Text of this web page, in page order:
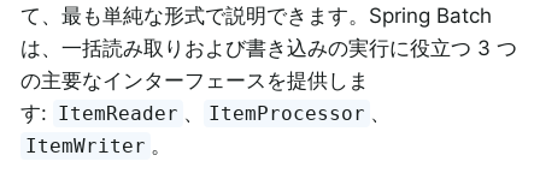
て、最も単純な形式で説明できます。Spring Batch
は、一括読み取りおよび書き込みの実行に役立つ 3 つ
の主要なインターフェースを提供しま
す: ItemReader 、 ItemProcessor 、
ItemWriter 。